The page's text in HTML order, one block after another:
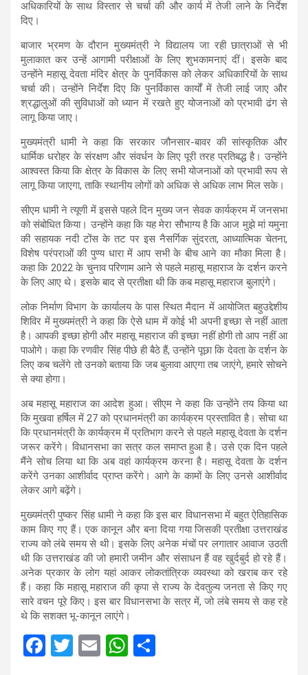
अधिकारियों के साथ विस्तार से चर्चा की और कार्य में तेजी लाने के निर्देश
दिए।
बाजार भ्रमण के दौरान मुख्यमंत्री ने विद्यालय जा रही छात्राओं से भी
मुलाकात कर उन्हें आगामी परीक्षाओं के लिए शुभकामनाएं दीं। इसके बाद
उन्होंने महासू देवता मंदिर क्षेत्र के पुनर्विकास को लेकर अधिकारियों के साथ
चर्चा की। उन्होंने निर्देश दिए कि पुनर्विकास कार्यों में तेजी लाई जाए और
श्रद्धालुओं की सुविधाओं को ध्यान में रखते हुए योजनाओं को प्रभावी ढंग से
लागू किया जाए।
मुख्यमंत्री धामी ने कहा कि सरकार जौनसार-बावर की सांस्कृतिक और
धार्मिक धरोहर के संरक्षण और संवर्धन के लिए पूरी तरह प्रतिबद्ध है। उन्होंने
आश्वस्त किया कि क्षेत्र के विकास के लिए सभी योजनाओं को प्रभावी रूप से
लागू किया जाएगा, ताकि स्थानीय लोगों को अधिक से अधिक लाभ मिल सके।
सीएम धामी ने त्यूणी में इससे पहले दिन मुख्य जन सेवक कार्यक्रम में जनसभा
को संबोधित किया। उन्होंने कहा कि यह मेरा सौभाग्य है कि आज मुझे मां यमुना
की सहायक नदी टोंस के तट पर इस नैसर्गिक सुंदरता, आध्यात्मिक चेतना,
विशेष परंपराओं की पुण्य धारा में आप सभी के बीच आने का मौका मिला है।
कहा कि 2022 के चुनाव परिणाम आने से पहले महासू महाराज के दर्शन करने
के लिए आए थे। इसके बाद से प्रतीक्षा थी कि कब महासू महाराज बुलाएंगे।
लोक निर्माण विभाग के कार्यालय के पास स्थित मैदान में आयोजित बहुउद्देशीय
शिविर में मुख्यमंत्री ने कहा कि ऐसे धाम में कोई भी अपनी इच्छा से नहीं आता
है। आपकी इच्छा होगी और महासू महाराज की इच्छा नहीं होगी तो आप नहीं आ
पाओगे। कहा कि रणवीर सिंह पीछे ही बैठे हैं, उन्होंने पूछा कि देवता के दर्शन के
लिए कब चलेंगे तो उनको बताया कि जब बुलावा आएगा तब जाएंगे, हमारे सोचने
से क्या होगा।
अब महासू महाराज का आदेश हुआ। सीएम ने कहा कि उन्होंने तय किया था
कि मुखवा हर्षिल में 27 को प्रधानमंत्री का कार्यक्रम प्रस्तावित है। सोचा था
कि प्रधानमंत्री के कार्यक्रम में प्रतिभाग करने से पहले महासू देवता के दर्शन
जरूर करेंगे। विधानसभा का सत्र कल समाप्त हुआ है। उसे एक दिन पहले
मैंने सोच लिया था कि अब वहां कार्यक्रम करना है। महासू देवता के दर्शन
करेंगे उनका आशीर्वाद प्राप्त करेंगे। आगे के कामों के लिए उनसे आशीर्वाद
लेकर आगे बढ़ेंगे।
मुख्यमंत्री पुष्कर सिंह धामी ने कहा कि इस बार विधानसभा में बहुत ऐतिहासिक
काम किए गए हैं। एक कानून और बना दिया गया जिसकी प्रतीक्षा उत्तराखंड
राज्य को लंबे समय से थी। इसके लिए अनेक मंचों पर लगातार आवाज उठती
थी कि उत्तराखंड की जो हमारी जमीन और संसाधन हैं वह खुर्दबुर्द हो रहे हैं।
अनेक प्रकार के लोग यहां आकर लोकतांत्रिक व्यवस्था को खराब कर रहे
हैं। कहा कि महासू महाराज की कृपा से राज्य के देवतुल्य जनता से किए गए
सारे वचन पूरे किए। इस बार विधानसभा के सत्र में, जो लंबे समय से कह रहे
थे कि सशक्त भू-कानून लाएंगे।
F
T
E
W